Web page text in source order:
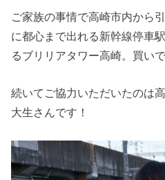
ご家族の事情で高崎市内から
に都心まで出れる新幹線停車
るブリリアタワー高崎。買い
続いてご協力いただいたのは
大生さんです！